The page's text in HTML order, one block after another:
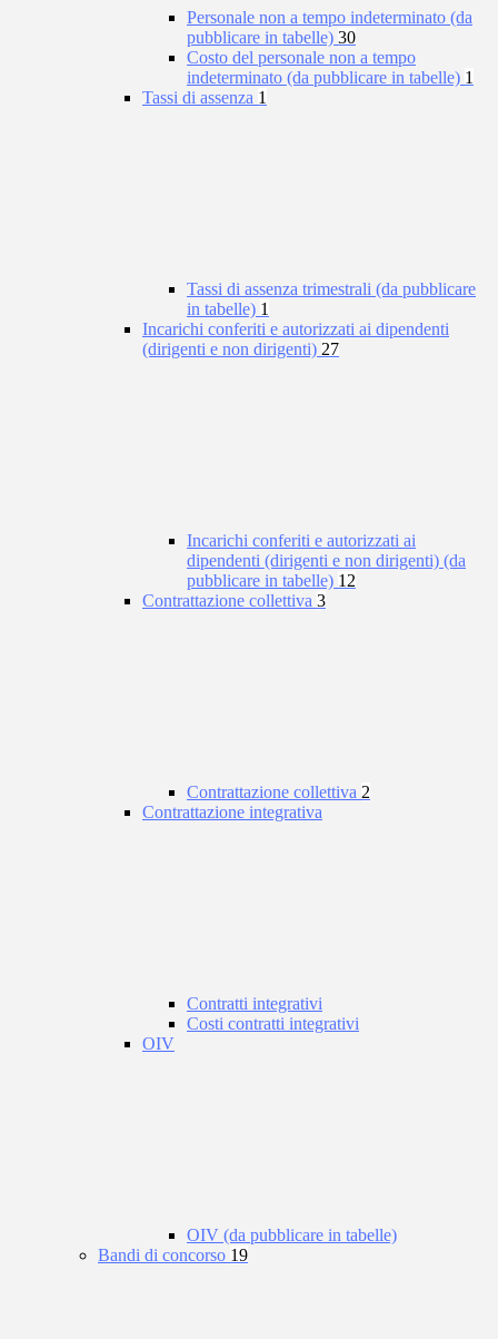
Personale non a tempo indeterminato (da
pubblicare in tabelle) 30
Costo del personale non a tempo
indeterminato (da pubblicare in tabelle) 1
Tassi di assenza 1
Tassi di assenza trimestrali (da pubblicare
in tabelle) 1
Incarichi conferiti e autorizzati ai dipendenti
(dirigenti e non dirigenti) 27
Incarichi conferiti e autorizzati ai
dipendenti (dirigenti e non dirigenti) (da
pubblicare in tabelle) 12
Contrattazione collettiva 3
Contrattazione collettiva 2
Contrattazione integrativa
Contratti integrativi
Costi contratti integrativi
OIV
OIV (da pubblicare in tabelle)
Bandi di concorso 19